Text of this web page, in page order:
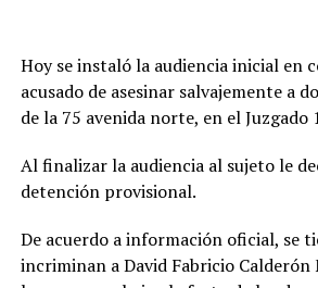
Hoy se instaló la audiencia inicial en
acusado de asesinar salvajemente a
de la 75 avenida norte, en el Juzgado
Al finalizar la audiencia al sujeto le
detención provisional.
De acuerdo a información oficial, se
incriminan a David Fabricio Calderón